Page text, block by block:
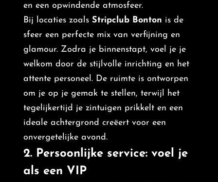
en een opwindende atmosfeer.
Bij locaties zoals Stripclub Bonton is de
sfeer een perfecte mix van verfijning en
glamour. Zodra je binnenstapt, voel je je
welkom door de stijlvolle inrichting en het
attente personeel. De ruimte is ontworpen
om je op je gemak te stellen, terwijl het
tegelijkertijd je zintuigen prikkelt en een
ideale achtergrond creëert voor een
onvergetelijke avond.
2. Persoonlijke service: voel je
als een VIP